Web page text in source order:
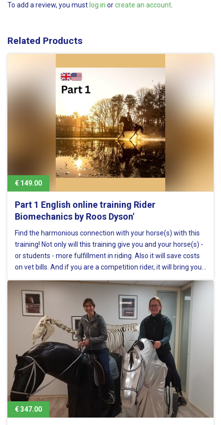
To add a review, you must log in orcreate an account
Related Products
€ 149.00
Part 1 English online training Rider
Biomechanics by Roos Dyson'
Find the harmonious connection with your horse(s) with this
training! Not only will this training give you and your horse(s) -
or students - more fulfillment in riding. Also it will save costs
on vet bills. And if you are a competition rider, it will bring you
€ 347.00